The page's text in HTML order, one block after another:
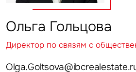
Ольга Гольцова
Директор по связям с